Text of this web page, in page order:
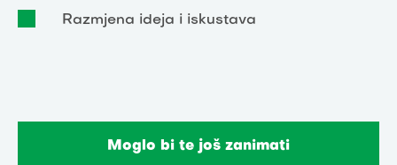
Razmjena ideja i iskustava
Moglo bi te još zanimati